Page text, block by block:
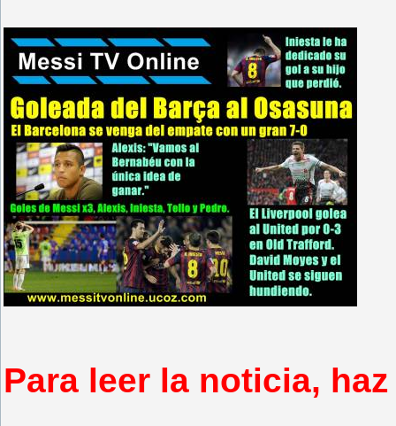
Para leer la noticia,